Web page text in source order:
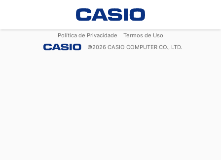
Política de Privacidade
Termos de Uso
©2026 CASIO COMPUTER CO., LTD.